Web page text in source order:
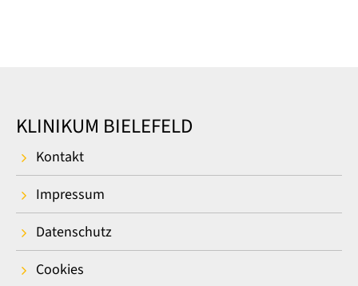
KLINIKUM BIELEFELD
Kontakt
Impressum
Datenschutz
Cookies